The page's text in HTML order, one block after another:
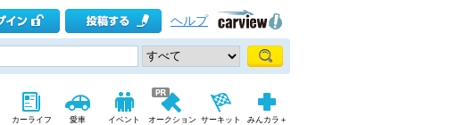
ヘルプ
カーライフ 愛車 イベント オークション サーキット みんカラ＋